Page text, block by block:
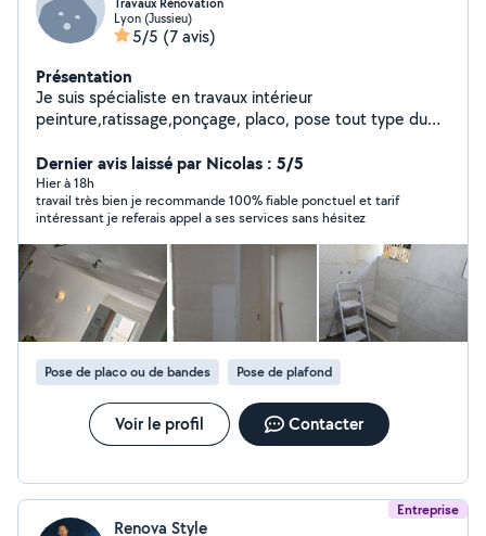
Lyon (Jussieu)
5/5 (7 avis)
Présentation
Je suis spécialiste en travaux intérieur
peinture,ratissage,ponçage, placo, pose tout type du
Dernier avis laissé par Nicolas : 5/5
Hier à 18h
travail très bien je recommande 100% fiable ponctuel et tarif
intéressant je referais appel a ses services sans hésitez
Pose de placo ou de bandes Pose de plafond
Voir le profil Contacter
Entreprise
Renova Style